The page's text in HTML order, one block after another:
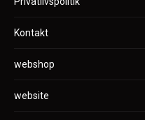
Kontakt
webshop
website